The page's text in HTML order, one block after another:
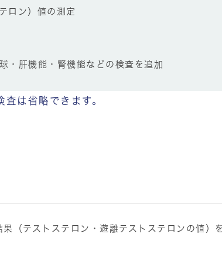
ロン）値の測定
・肝機能・腎機能 などの検査を追加
は省略できます。
果（テストステロン・遊離テストステロンの値）